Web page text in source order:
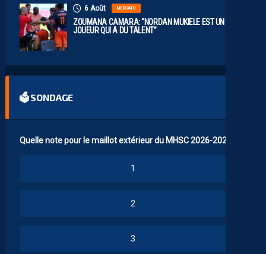
6 Août MERCATO
ZOUMANA CAMARA: “NORDAN MUKIELE EST UN
JOUEUR QUI A DU TALENT”
🗳 SONDAGE
Quelle note pour le maillot extérieur du MHSC 2026-2027 ?
1
2
3